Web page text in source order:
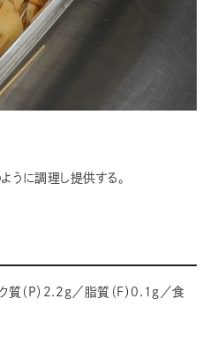
うに調理し提供する。
（P）2.2ｇ／脂質（F）0.1ｇ／食